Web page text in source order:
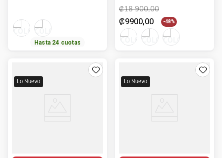
Hasta 24 cuotas
₡18 900,00
₡9900,00 -48%
Lo Nuevo Lo Nuevo